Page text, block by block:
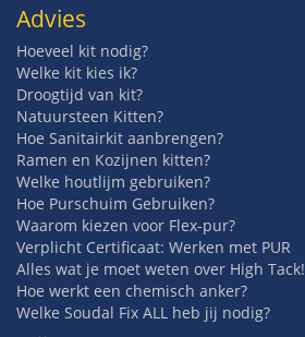
Advies
Hoeveel kit nodig?
Welke kit kies ik?
Droogtijd van kit?
Natuursteen Kitten?
Hoe Sanitairkit aanbrengen?
Ramen en Kozijnen kitten?
Welke houtlijm gebruiken?
Hoe Purschuim Gebruiken?
Waarom kiezen voor Flex-pur?
Verplicht Certificaat: Werken met PUR
Alles wat je moet weten over High Tack!
Hoe werkt een chemisch anker?
Welke Soudal Fix ALL heb jij nodig?